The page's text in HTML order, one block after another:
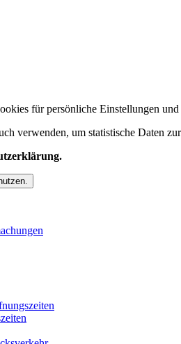
für persönliche Einstellungen
verwenden, um statistische Daten